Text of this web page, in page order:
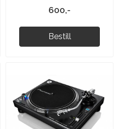
600,-
Bestill